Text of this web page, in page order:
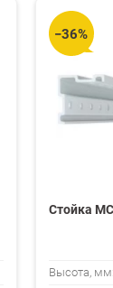
−36%
Стойка
Высота, мм: